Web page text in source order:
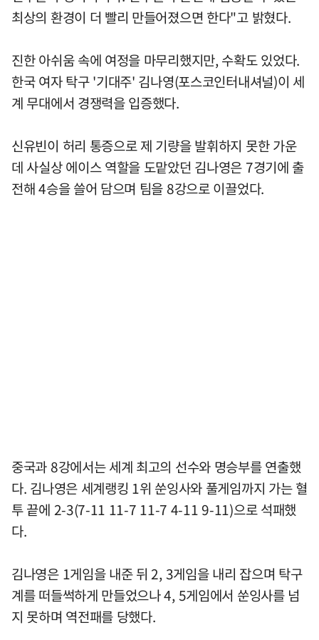
최상의 환경이 더 빨리 만들어졌으면 한다"고 밝혔다.
진한 아쉬움 속에 여정을 마무리했지만, 수확도 있었다.
한국 여자 탁구 '기대주' 김나영(포스코인터내셔널)이 세
계 무대에서 경쟁력을 입증했다.
신유빈이 허리 통증으로 제 기량을 발휘하지 못한 가운
데 사실상 에이스 역할을 도맡았던 김나영은 7경기에 출
전해 4승을 쓸어 담으며 팀을 8강으로 이끌었다.
중국과 8강에서는 세계 최고의 선수와 명승부를 연출했
다. 김나영은 세계랭킹 1위 쑨잉사와 풀게임까지 가는 혈
투 끝에 2-3(7-11 11-7 11-7 4-11 9-11)으로 석패했
다.
김나영은 1게임을 내준 뒤 2, 3게임을 내리 잡으며 탁구
계를 떠들썩하게 만들었으나 4, 5게임에서 쑨잉사를 넘
지 못하며 역전패를 당했다.